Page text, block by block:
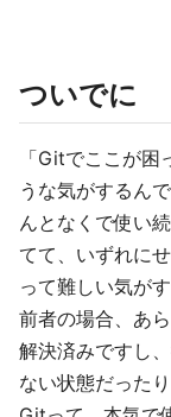
ついでに
「Gitでここが
うな気がするん
んとなくで使い
てて、いずれに
って難しい気が
前者の場合、あ
解決済みですし
ない状態だったり